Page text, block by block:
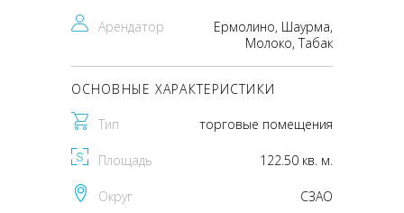
Арендатор
Ермолино, Шаурма,
Молоко, Табак
ОСНОВНЫЕ ХАРАКТЕРИСТИКИ
Тип торговые помещения
Площадь 122.50 кв. м.
Округ CЗАО